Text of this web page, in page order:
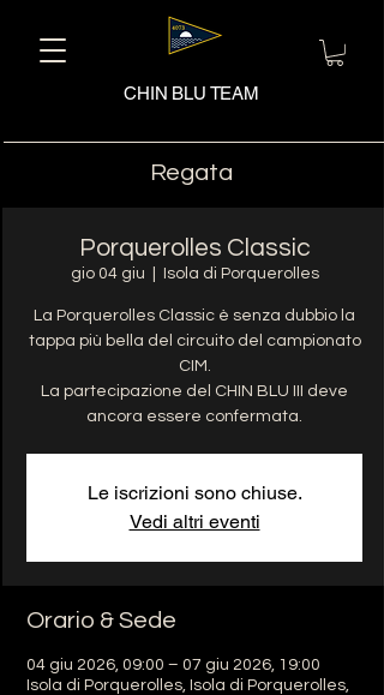
CHIN BLU TEAM
Regata
Porquerolles Classic
gio 04 giu Isola di Porquerolles
La Porquerolles Classic è senza dubbio la
tappa più bella del circuito del campionato
CIM.
La partecipazione del CHIN BLU III deve
ancora essere confermata.
Le iscrizioni sono chiuse.
Vedi altri eventi
Orario & Sede
04 giu 2026, 09:00 – 07 giu 2026, 19:00
Isola di Porquerolles, Isola di Porquerolles,